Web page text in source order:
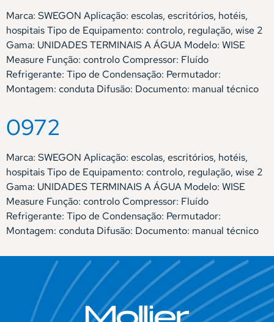
Marca: SWEGON Aplicação: escolas, escritórios, hotéis,
hospitais Tipo de Equipamento: controlo, regulação, wise 2
Gama: UNIDADES TERMINAIS A ÁGUA Modelo: WISE
Measure Função: controlo Compressor: Fluído
Refrigerante: Tipo de Condensação: Permutador:
Montagem: conduta Difusão: Documento: manual técnico
0972
Marca: SWEGON Aplicação: escolas, escritórios, hotéis,
hospitais Tipo de Equipamento: controlo, regulação, wise 2
Gama: UNIDADES TERMINAIS A ÁGUA Modelo: WISE
Measure Função: controlo Compressor: Fluído
Refrigerante: Tipo de Condensação: Permutador:
Montagem: conduta Difusão: Documento: manual técnico